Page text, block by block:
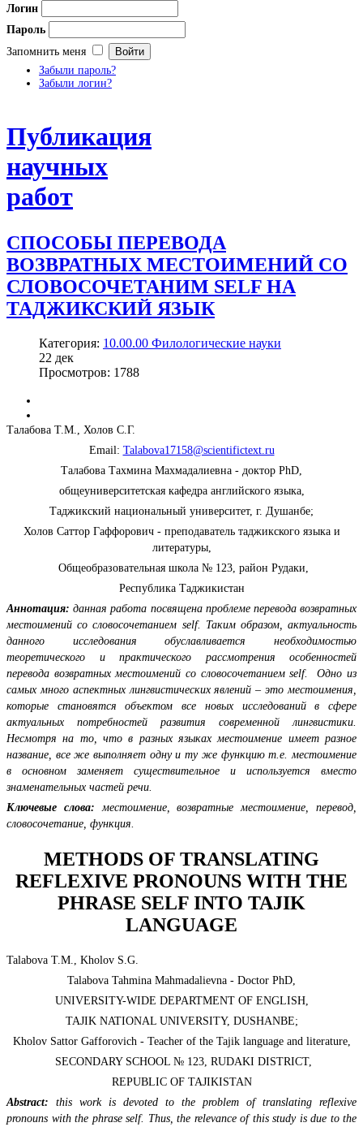
Логин
Пароль
Запомнить меня
Забыли пароль?
Забыли логин?
Публикация
научных
работ
СПОСОБЫ ПЕРЕВОДА
ВОЗВРАТНЫХ МЕСТОИМЕНИЙ СО
СЛОВОСОЧЕТАНИМ SELF НА
ТАДЖИКСКИЙ ЯЗЫК
Категория: 10.00.00 Филологические науки
22 дек
Просмотров: 1788
Талабова Т.М., Холов С.Г.
Email: Talabova17158@scientifictext.ru
Талабова Тахмина Махмадалиевна - доктор PhD,
общеуниверситетская кафедра английского языка,
Таджикский национальный университет, г. Душанбе;
Холов Саттор Гаффорович - преподаватель таджикского языка и
литературы,
Общеобразовательная школа № 123, район Рудаки,
Республика Таджикистан
Аннотация: данная работа посвящена проблеме перевода возвратных
местоимений со словосочетанием self. Таким образом, актуальность
данного исследования обуславливается необходимостью
теоретического и практического рассмотрения особенностей
перевода возвратных местоимений со словосочетанием self. Одно из
самых много аспектных лингвистических явлений – это местоимения,
которые становятся объектом все новых исследований в сфере
актуальных потребностей развития современной лингвистики.
Несмотря на то, что в разных языках местоимение имеет разное
название, все же выполняет одну и ту же функцию т.е. местоимение
в основном заменяет существительное и используется вместо
знаменательных частей речи.
Ключевые слова: местоимение, возвратные местоимение, перевод,
словосочетание, функция.
METHODS OF TRANSLATING
REFLEXIVE PRONOUNS WITH THE
PHRASE SELF INTO TAJIK
LANGUAGE
Talabova T.М., Kholov S.G.
Talabova Tahmina Mahmadalievna - Doctor PhD,
UNIVERSITY-WIDE DEPARTMENT OF ENGLISH,
TAJIK NATIONAL UNIVERSITY, DUSHANBE;
Kholov Sattor Gafforovich - Teacher of the Tajik language and literature,
SECONDARY SCHOOL № 123, RUDAKI DISTRICT,
REPUBLIC OF TAJIKISTAN
Abstract: this work is devoted to the problem of translating reflexive
pronouns with the phrase self. Thus, the relevance of this study is due to the